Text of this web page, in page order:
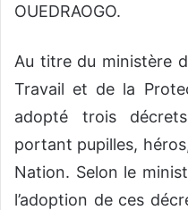
OUEDRAOGO.
Au titre du ministère
Travail et de la
adopté trois
portant pupilles,
Nation. Selon le
l’adoption de ces